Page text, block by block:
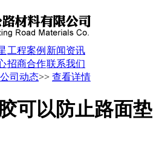
工程案例 新闻资讯
招商合作联系我们
公司动态>> 查看详情
可以防止路面垫